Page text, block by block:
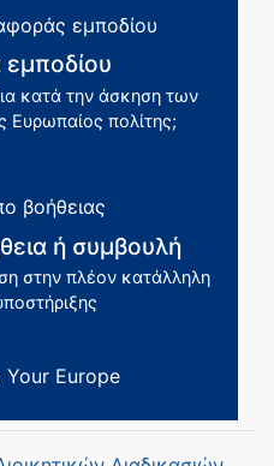
κατά την άσκηση των
πολίτης;
ή συμβουλή
στην πλέον κατάλληλη